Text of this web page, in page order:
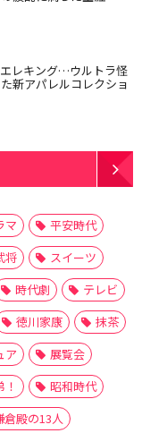
レキング…ウルトラ怪
新アパレルコレクショ
マ
平安時代
将
スイーツ
時代劇
テレビ
徳川家康
抹茶
ア
展覧会
昭和時代
倉殿の13人